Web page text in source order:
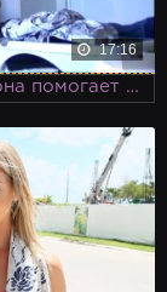
17:16
Трахает зрелую соседку за то, что она помогает ему в качестве домохозяйки